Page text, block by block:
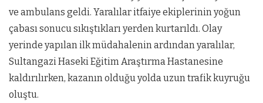
ve ambulans geldi. Yaralılar itfaiye ekiplerinin yoğun
çabası sonucu sıkıştıkları yerden kurtarıldı. Olay
yerinde yapılan ilk müdahalenin ardından yaralılar,
Sultangazi Haseki Eğitim Araştırma Hastanesine
kaldırılırken, kazanın olduğu yolda uzun trafik kuyruğu
oluştu.